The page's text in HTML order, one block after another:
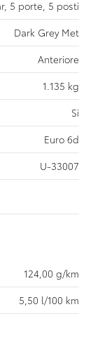
5 porte, 5 posti
Dark Grey Met
Anteriore
1.135 kg
Si
Euro 6d
U-33007
124,00 g/km
5,50 l/100 km